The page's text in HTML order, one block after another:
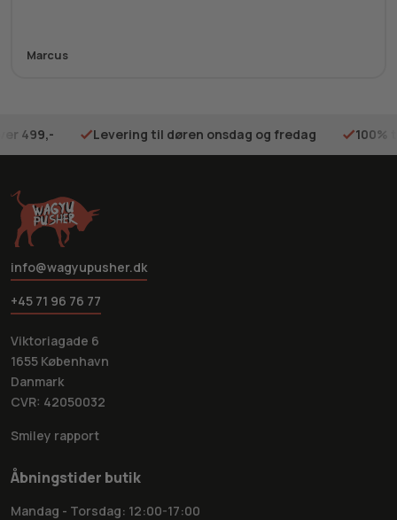
Marcus
499,- Levering til døren onsdag og fredag 100%
info@wagyupusher.dk
+45 71 96 76 77
Viktoriagade 6
1655 København
Danmark
CVR: 42050032
Smiley rapport
Åbningstider butik
Mandag - Torsdag: 12:00-17:00